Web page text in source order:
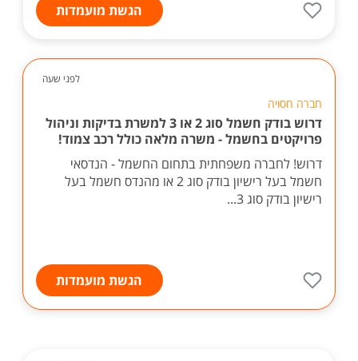
הגשת מועמדות
לפני שעה
חברה חסויה
דרוש בודק חשמל סוג 2 או 3 למשרת בדיקות וניהול
פרויקטים בחשמל - משרה מלאה כולל רכב צמוד!
דרוש! לחברה משפחתית בתחום החשמל - הנדסאי
חשמל בעל רישיון בודק סוג 2 או מהנדס חשמל בעל
רישיון בודק סוג 3...
הגשת מועמדות